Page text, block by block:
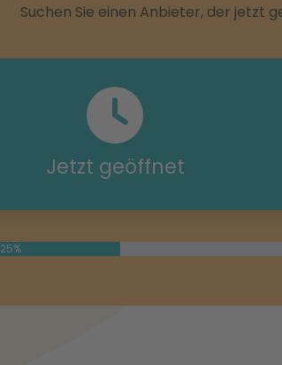
Suchen Sie einen Anbieter, der jetzt
Jetzt geöffnet
25%